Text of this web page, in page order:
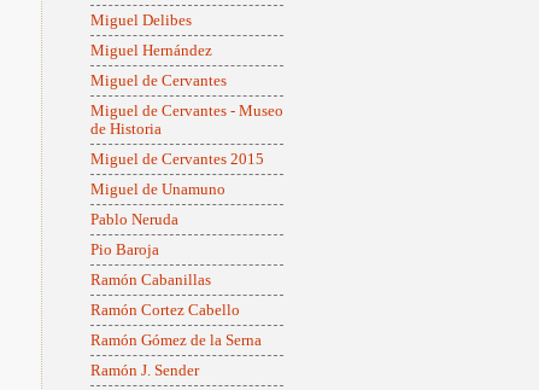
Miguel Delibes
Miguel Hernández
Miguel de Cervantes
Miguel de Cervantes - Museo
de Historia
Miguel de Cervantes 2015
Miguel de Unamuno
Pablo Neruda
Pio Baroja
Ramón Cabanillas
Ramón Cortez Cabello
Ramón Gómez de la Serna
Ramón J. Sender